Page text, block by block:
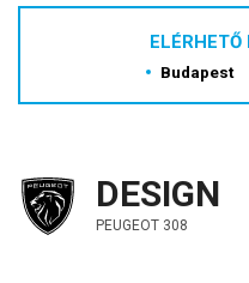
Budapest
DESIGN
PEUGEOT 308